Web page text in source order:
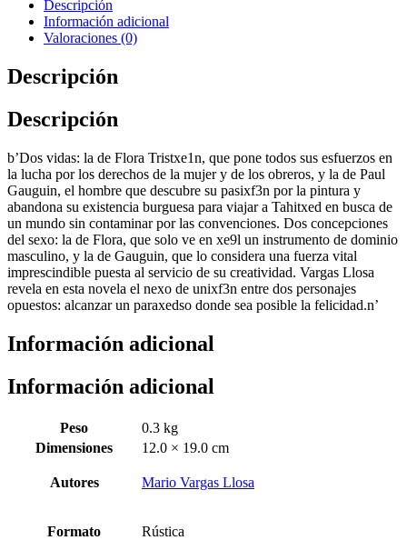
Descripción
Información adicional
Valoraciones (0)
Descripción
Descripción
b’Dos vidas: la de Flora Tristxe1n, que pone todos sus esfuerzos en
la lucha por los derechos de la mujer y de los obreros, y la de Paul
Gauguin, el hombre que descubre su pasixf3n por la pintura y
abandona su existencia burguesa para viajar a Tahitxed en busca de
un mundo sin contaminar por las convenciones. Dos concepciones
del sexo: la de Flora, que solo ve en xe9l un instrumento de dominio
masculino, y la de Gauguin, que lo considera una fuerza vital
imprescindible puesta al servicio de su creatividad. Vargas Llosa
revela en esta novela el nexo de unixf3n entre dos personajes
opuestos: alcanzar un paraxedso donde sea posible la felicidad.n’
Información adicional
Información adicional
Peso
0.3 kg
Dimensiones
12.0 × 19.0 cm
Autores Mario Vargas Llosa
Formato Rústica